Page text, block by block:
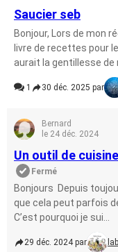
Saucier seb
Bonjour, Lors de mon
livre de recettes pour
aurait la gentillesse de
1 30 déc. 2025 par
Bernard
le 24 déc. 2024
Un outil de
Fermé
Bonjours Depuis
que cela peut parfois
C’est pourquoi je sui...
29 déc. 2024 par